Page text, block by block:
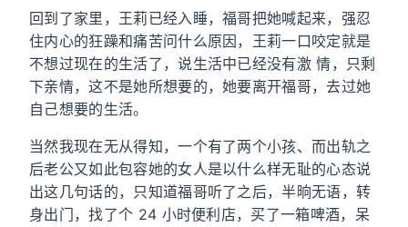
回到了家里，王莉已经入睡，福哥把她喊起来，强忍
住内心的狂躁和痛苦问什么原因，王莉一口咬定就是
不想过现在的生活了，说生活中已经没有激 情，只剩
下亲情，这不是她所想要的，她要离开福哥，去过她
自己想要的生活。
当然我现在无从得知，一个有了两个小孩、而出轨之
后老公又如此包容她的女人是以什么样无耻的心态说
出这几句话的，只知道福哥听了之后，半晌无语，转
身出门，找了个 24 小时便利店，买了一箱啤酒，呆